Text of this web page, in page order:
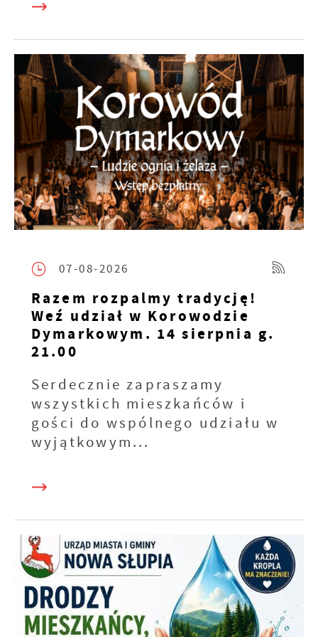
07-08-2026
Razem rozpalmy tradycję!
Weź udział w Korowodzie
Dymarkowym. 14 sierpnia g.
21.00
Serdecznie zapraszamy
wszystkich mieszkańców i
gości do wspólnego udziału w
wyjątkowym...